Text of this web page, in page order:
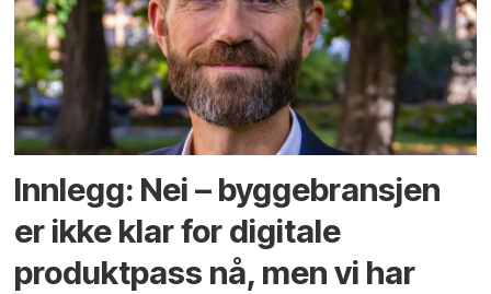
Innlegg: Nei – byggebransjen
er ikke klar for digitale
produktpass nå, men vi har